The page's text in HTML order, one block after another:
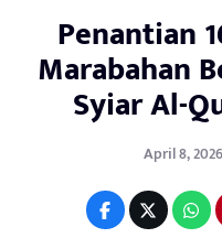
Penantian
Marabahan
Syiar Al-
April 8,